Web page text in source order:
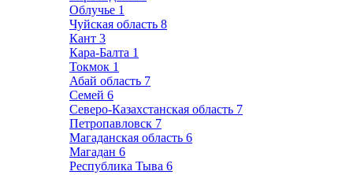
Облучье 1
Чуйская область 8
Кант 3
Кара-Балта 1
Токмок 1
Абай область 7
Семей 6
Северо-Казахстанская область 7
Петропавловск 7
Магаданская область 6
Магадан 6
Республика Тыва 6